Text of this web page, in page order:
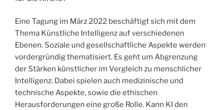
Eine Tagung im März 2022 beschäftigt sich mit dem
Thema Künstliche Intelligenz auf verschiedenen
Ebenen. Soziale und gesellschaftliche Aspekte werden
vordergründig thematisiert. Es geht um Abgrenzung
der Stärken künstlicher im Vergleich zu menschlicher
Intelligenz. Dabei spielen auch medizinische und
technische Aspekte, sowie die ethischen
Herausforderungen eine große Rolle. Kann KI den